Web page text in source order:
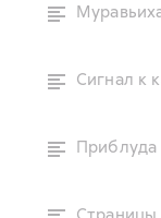
Сигнал к
Приблуда